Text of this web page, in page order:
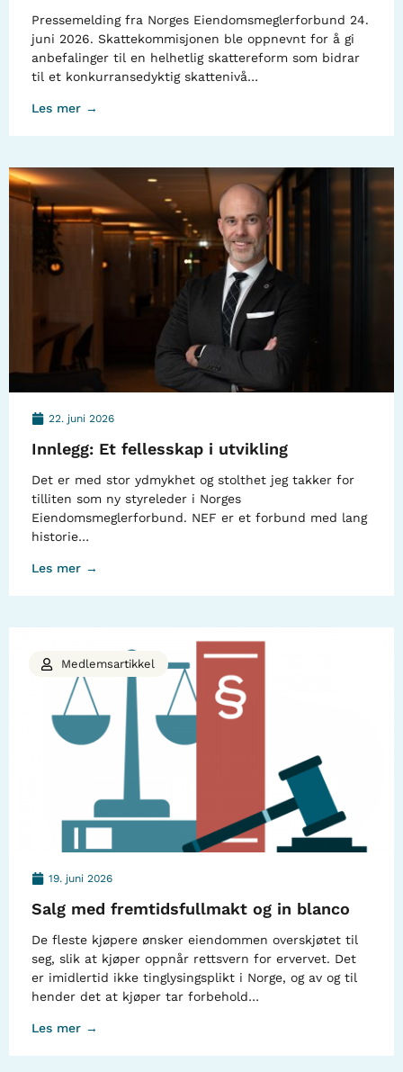
Pressemelding fra Norges Eiendomsmeglerforbund 24.
juni 2026. Skattekommisjonen ble oppnevnt for å gi
anbefalinger til en helhetlig skattereform som bidrar
til et konkurransedyktig skattenivå…
Les mer →
22. juni 2026
Innlegg: Et fellesskap i utvikling
Det er med stor ydmykhet og stolthet jeg takker for
tilliten som ny styreleder i Norges
Eiendomsmeglerforbund. NEF er et forbund med lang
historie…
Les mer →
19. juni 2026
Salg med fremtidsfullmakt og in blanco
De fleste kjøpere ønsker eiendommen overskjøtet til
seg, slik at kjøper oppnår rettsvern for ervervet. Det
er imidlertid ikke tinglysingsplikt i Norge, og av og til
hender det at kjøper tar forbehold…
Les mer →
Medlemsartikkel